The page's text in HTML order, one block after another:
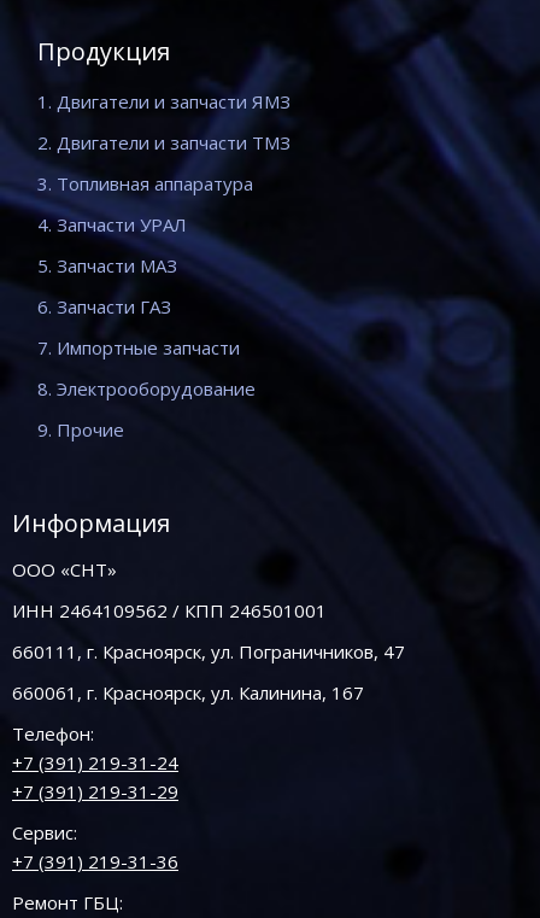
Продукция
1. Двигатели и запчасти ЯМЗ
2. Двигатели и запчасти ТМЗ
3. Топливная аппаратура
4. Запчасти УРАЛ
5. Запчасти МАЗ
6. Запчасти ГАЗ
7. Импортные запчасти
8. Электрооборудование
9. Прочие
Информация
ООО «СНТ»
ИНН 2464109562 / КПП 246501001
660111, г. Красноярск, ул. Пограничников, 47
660061, г. Красноярск, ул. Калинина, 167
Телефон:
+7 (391) 219-31-24
+7 (391) 219-31-29
Сервис:
+7 (391) 219-31-36
Ремонт ГБЦ: